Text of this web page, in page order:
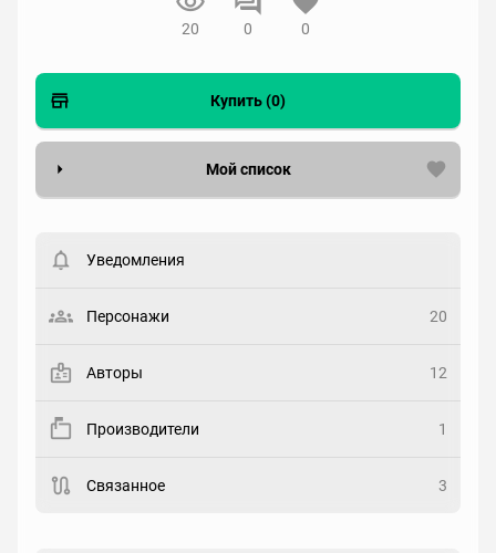
20 0 0
Купить (0)
Мой список
Статус
Рейтинг
Реакция
Уведомления
Персонажи 20
Авторы 12
Производители 1
Связанное 3